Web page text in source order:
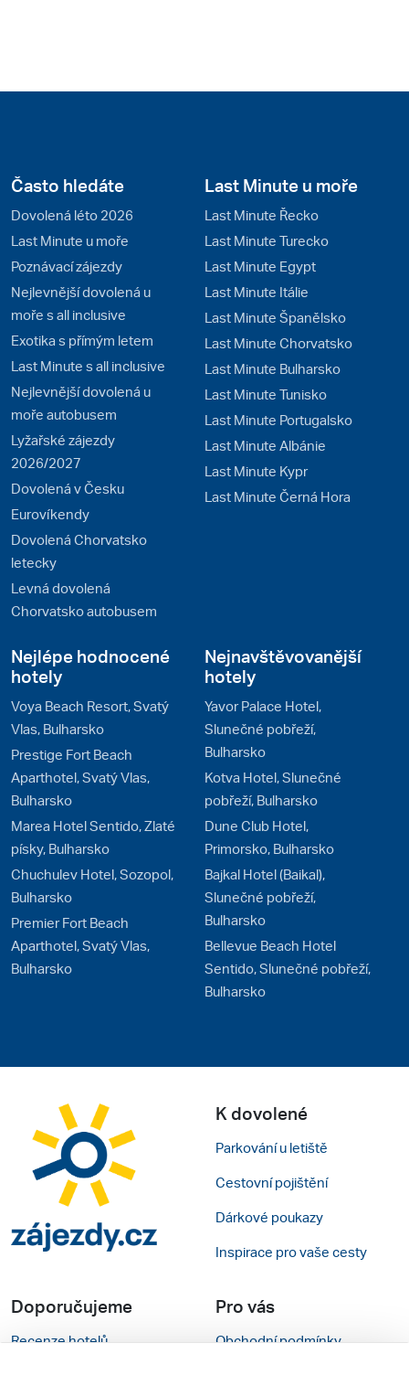
Často hledáte
Dovolená léto 2026
Last Minute u moře
Poznávací zájezdy
Nejlevnější dovolená u
moře s all inclusive
Exotika s přímým letem
Last Minute s all inclusive
Nejlevnější dovolená u
moře autobusem
Lyžařské zájezdy
2026/2027
Dovolená v Česku
Eurovíkendy
Dovolená Chorvatsko
letecky
Levná dovolená
Chorvatsko autobusem
Last Minute u moře
Last Minute Řecko
Last Minute Turecko
Last Minute Egypt
Last Minute Itálie
Last Minute Španělsko
Last Minute Chorvatsko
Last Minute Bulharsko
Last Minute Tunisko
Last Minute Portugalsko
Last Minute Albánie
Last Minute Kypr
Last Minute Černá Hora
Nejlépe hodnocené
hotely
Voya Beach Resort, Svatý
Vlas, Bulharsko
Prestige Fort Beach
Aparthotel, Svatý Vlas,
Bulharsko
Marea Hotel Sentido, Zlaté
písky, Bulharsko
Chuchulev Hotel, Sozopol,
Bulharsko
Premier Fort Beach
Aparthotel, Svatý Vlas,
Bulharsko
Nejnavštěvovanější
hotely
Yavor Palace Hotel,
Slunečné pobřeží,
Bulharsko
Kotva Hotel, Slunečné
pobřeží, Bulharsko
Dune Club Hotel,
Primorsko, Bulharsko
Bajkal Hotel (Baikal),
Slunečné pobřeží,
Bulharsko
Bellevue Beach Hotel
Sentido, Slunečné pobřeží,
Bulharsko
K dovolené
Parkování u letiště
Cestovní pojištění
Dárkové poukazy
Inspirace pro vaše cesty
Doporučujeme
Recenze hotelů
Pro vás
Obchodní podmínky